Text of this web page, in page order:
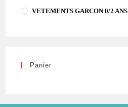
VETEMENTS GARCON 0/2 ANS
Panier